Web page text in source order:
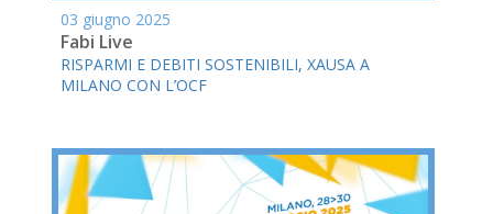
03 giugno 2025
Fabi Live
RISPARMI E DEBITI SOSTENIBILI, XAUSA A
MILANO CON L’OCF